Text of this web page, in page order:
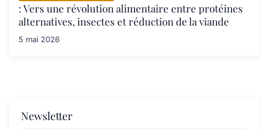
: Vers une révolution alimentaire entre protéines
alternatives, insectes et réduction de la viande
5 mai 2026
Newsletter